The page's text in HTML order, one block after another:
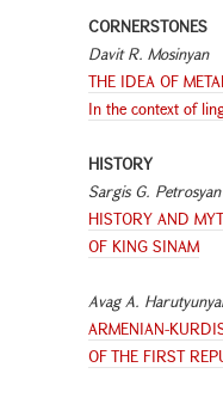
CORNERSTONES
Davit R. Mosinyan
THE IDEA OF
In the context of
HISTORY
Sargis G.
HISTORY AND
OF KING SINAM
Avag A.
ARMENIAN-
OF THE FIRST